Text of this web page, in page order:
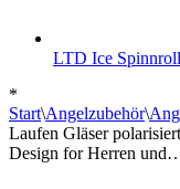
LTD Ice
*
Start\Angelzubehör\
Laufen Gläser
Design for Herren